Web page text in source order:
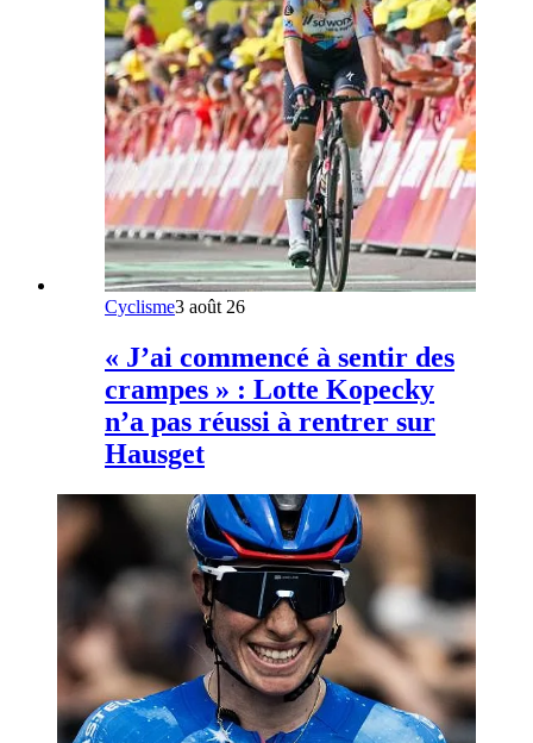
Cyclisme3 août 26
« J’ai commencé à sentir des
crampes » : Lotte Kopecky
n’a pas réussi à rentrer sur
Hausget